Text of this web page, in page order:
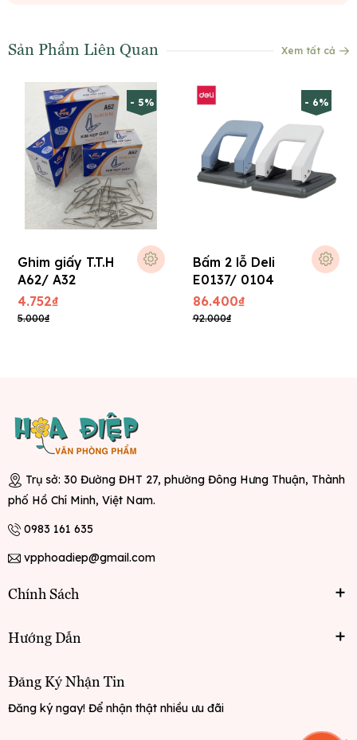
Sản Phẩm Liên Quan Xem tất cả
- 5%
Ghim giấy T.T.H
A62/ A32
4.752₫
5.000₫
- 6%
Bấm 2 lỗ Deli
E0137/ 0104
86.400₫
92.000₫
Trụ sở: 30 Đường ĐHT 27, phường Đông Hưng Thuận, Thành
phố Hồ Chí Minh, Việt Nam.
0983 161 635
vpphoadiep@gmail.com
Chính Sách
Hướng Dẫn
Đăng Ký Nhận Tin
Đăng ký ngay! Để nhận thật nhiều ưu đãi